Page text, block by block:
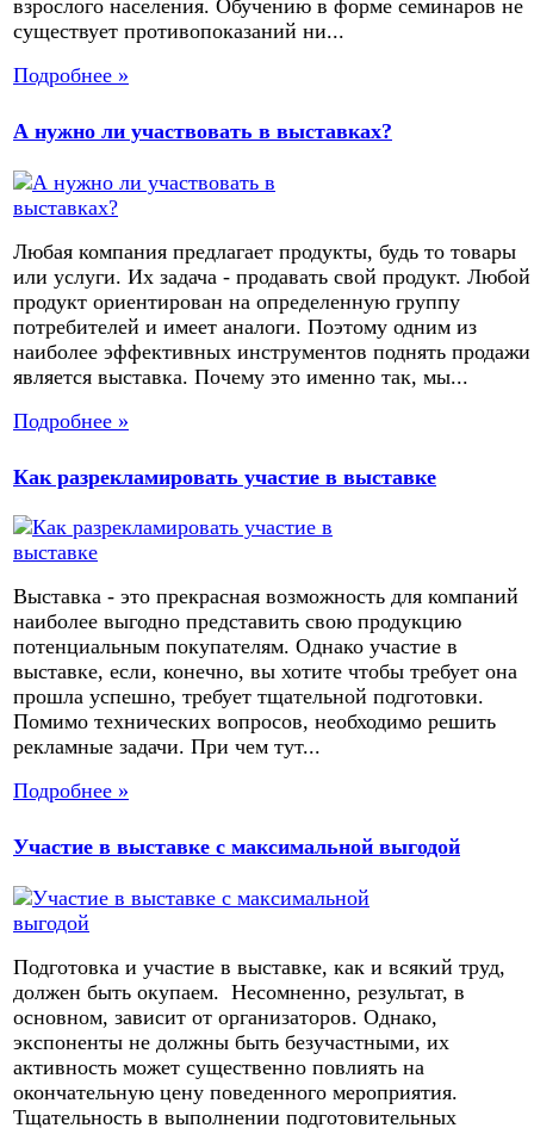
взрослого населения. Обучению в форме семинаров не
существует противопоказаний ни...
Подробнее »
А нужно ли участвовать в выставках?
Любая компания предлагает продукты, будь то товары
или услуги. Их задача - продавать свой продукт. Любой
продукт ориентирован на определенную группу
потребителей и имеет аналоги. Поэтому одним из
наиболее эффективных инструментов поднять продажи
является выставка. Почему это именно так, мы...
Подробнее »
Как разрекламировать участие в выставке
Выставка - это прекрасная возможность для компаний
наиболее выгодно представить свою продукцию
потенциальным покупателям. Однако участие в
выставке, если, конечно, вы хотите чтобы требует она
прошла успешно, требует тщательной подготовки.
Помимо технических вопросов, необходимо решить
рекламные задачи. При чем тут...
Подробнее »
Участие в выставке с максимальной выгодой
Подготовка и участие в выставке, как и всякий труд,
должен быть окупаем. Несомненно, результат, в
основном, зависит от организаторов. Однако,
экспоненты не должны быть безучастными, их
активность может существенно повлиять на
окончательную цену поведенного мероприятия.
Тщательность в выполнении подготовительных